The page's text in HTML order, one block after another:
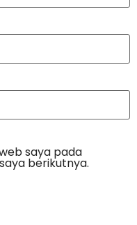
saya pada
berikutnya.